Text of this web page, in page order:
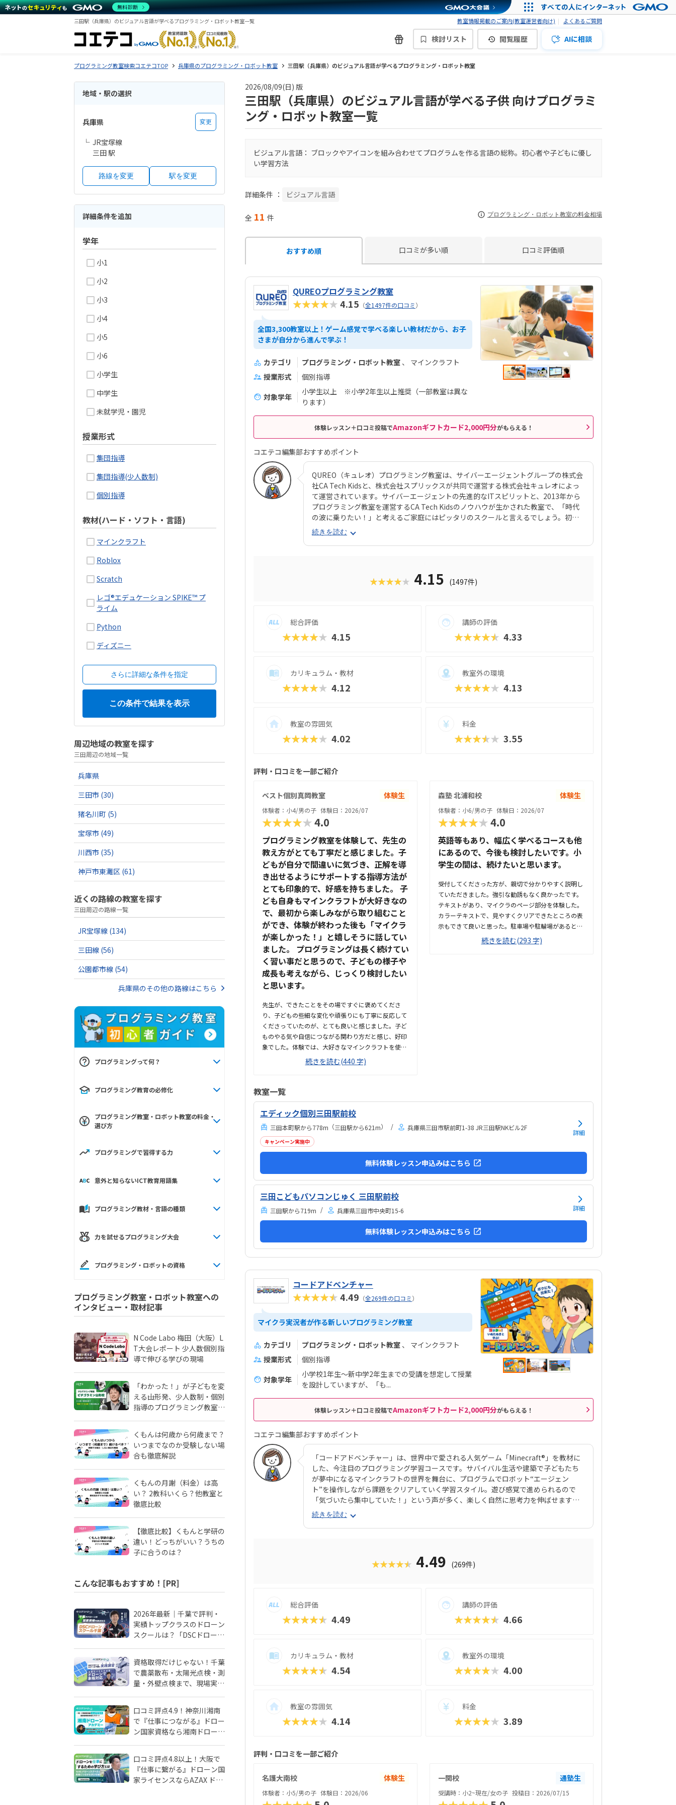
三田駅（兵庫県）のビジュアル言語が学べるプログラミング・ロボット教室一覧 教室情報掲載のご案内(教室運営者向け) よくあるご質問
検討リスト 閲覧履歴 AIに相談
プログラミング教室検索コエテコTOP 兵庫県のプログラミング・ロボット教室 三田駅（兵庫県）のビジュアル言語が学べるプログラミング・ロボット教室
地域・駅の選択
兵庫県 変更
JR宝塚線
三田 駅
路線を変更 駅を変更
詳細条件を追加
学年
小1
小2
小3
小4
小5
小6
小学生
中学生
未就学児・園児
授業形式
集団指導
集団指導(少人数制)
個別指導
教材(ハード・ソフト・言語)
マインクラフト
Roblox
Scratch
レゴ®エデュケーション SPIKE™ プ
ライム
Python
ディズニー
さらに詳細な条件を指定
周辺地域の教室を探す
三田周辺の地域一覧
兵庫県
三田市 (30)
猪名川町 (5)
宝塚市 (49)
川西市 (35)
神戸市東灘区 (61)
近くの路線の教室を探す
三田周辺の路線一覧
JR宝塚線 (134)
三田線 (56)
公園都市線 (54)
兵庫県のその他の路線はこちら
プログラミングって何？
プログラミング教育の必修化
プログラミング教室・ロボット教室の料金・
選び方
プログラミングで習得する力
意外と知らないICT教育用語集
プログラミング教材・言語の種類
力を試せるプログラミング大会
プログラミング・ロボットの資格
プログラミング教室・ロボット教室への
インタビュー・取材記事
N Code Labo 梅田（大阪）L
T大会レポート 少人数個別指
導で伸びる学びの現場
「わかった！」が子どもを変
える――山形発、少人数制・個別
指導のプログラミング教室
くもんは何歳から何歳まで？
いつまでなのか受験しない場
合も徹底解説
くもんの月謝（料金）は高
い？ 2教科いくら？他教室と
徹底比較
【徹底比較】くもんと学研の
違い！どっちがいい？うちの
子に合うのは？
こんな記事もおすすめ！[PR]
2026年最新｜千葉で評判・
実績トップクラスのドローン
スクールは？「DSCドローン
資格取得だけじゃない！千葉
で農薬散布・太陽光点検・測
量・外壁点検まで、現場実務
口コミ評点4.9！神奈川湘南
で『仕事につながる』ドロー
ン国家資格なら湘南ドローン
口コミ評点4.8以上！大阪で
『仕事に繋がる』ドローン国
家ライセンスならAZAX ドロ
2026/08/09(日) 版
三田駅（兵庫県）のビジュアル言語が学べる子供 向けプログラミ
ング・ロボット教室一覧
ビジュアル言語： ブロックやアイコンを組み合わせてプログラムを作る言語の総称。初心者や子どもに優し
い学習方法
詳細条件 ： ビジュアル言語
全 11 件 プログラミング・ロボット教室の料金相場
おすすめ順 口コミが多い順 口コミ評価順
QUREOプログラミング教室
★★★★★4.15 （全1497件の口コミ）
全国3,300教室以上！ゲーム感覚で学べる楽しい教材だから、お子
さまが自分から進んで学ぶ！
カテゴリ プログラミング・ロボット教室
マインクラフト
授業形式
個別指導
対象学年
小学生以上 ※小学2年生以上推奨（一部教室は異な
ります）
体験レッスン＋口コミ投稿でAmazonギフトカード2,000円分がもらえる！
コエテコ編集部おすすめポイント
QUREO（キュレオ）プログラミング教室は、サイバーエージェントグループの株式会
社CA Tech Kidsと、株式会社スプリックスが共同で運営する株式会社キュレオによっ
て運営されています。サイバーエージェントの先進的なITスピリットと、2013年から
プログラミング教室を運営するCA Tech Kidsのノウハウが生かされた教室で、「時代
の波に乗りたい！」と考えるご家庭にはピッタリのスクールと言えるでしょう。初級
コースのメインパートでは、オリジナル教材を使って420種類のゲーム制作に挑戦。教
材はスクール名のとおり、独自に開発されたプログラミング教材「QUREO（キュレ
オ）」です。スマホゲームのような感覚でサクサク進められるのに、本格的な内容が
も高く、実際にスマホゲーム開発で使用されていたキャラクター素材などを多数収
続きを読む
★★★★★ 4.15 (1497件)
総合評価
★★★★★ 4.15
講師の評価
★★★★★ 4.33
カリキュラム・教材
★★★★★ 4.12
教室外の環境
★★★★★ 4.13
教室の雰囲気
★★★★★ 4.02
料金
★★★★★ 3.55
評判・口コミを一部ご紹介
ベスト個別真岡教室 体験生
体験者：小4/男の子 体験日：2026/07
★★★★★4.0
プログラミング教室を体験して、先生の
教え方がとても丁寧だと感じました。子
どもが自分で間違いに気づき、正解を導
き出せるようにサポートする指導方法が
とても印象的で、好感を持ちました。 子
ども自身もマインクラフトが大好きなの
で、最初から楽しみながら取り組むこと
ができ、体験が終わった後も「マイクラ
が楽しかった！」と嬉しそうに話してい
ました。 プログラミングは長く続けてい
く習い事だと思うので、子どもの様子や
成長も考えながら、じっくり検討したい
と思います。
先生が、できたことをその場ですぐに褒めてくださ
り、子どもの些細な変化や頑張りにも丁寧に反応して
くださっていたのが、とても良いと感じました。子ど
ものやる気や自信につながる関わり方だと感じ、好印
象でした。体験では、大好きなマインクラフトを使っ
た授業だったため、楽しみながら取り組むことがで
き、とても良かったです。ただ、今後もずっとマイン
も興味を持って取り組めるかどうかは少し気になる点
でした。教室は自宅から15分ほどの距離にあり、通い
やすいと感じました。また、駐車場もあるため、送り
ました。教室は一人ひとりの席が完全に仕切られてい
るわけではありませんが、壁などで視線が分散しにく
い工夫がされており、集中しやすい雰囲気だと感じま
した。月4回（1回50分）で約12,000円という料金
は、我が家にとってはや...
続きを読む(440 字)
森塾 北浦和校 体験生
体験者：小6/男の子 体験日：2026/07
★★★★★4.0
英語等もあり、幅広く学べるコースも他
にあるので、今後も検討したいです。小
学生の間は、続けたいと思います。
受付してくださった方が、親切で分かりやすく説明し
ていただきました。強引な勧誘もなく良かったです。
テキストがあり、マイクラのページ部分を体験した。
カラーテキストで、見やすくクリアできたところの表
示もできて良いと思った。駐車場や駐輪場があるとも
っと良かった。徒歩で通うことになりそうです。駅か
らは近くて良いです。雰囲気も良く、清潔感もあっ
続きを読む(293 字)
教室一覧
エディック個別三田駅前校
三田本町駅から778m （三田駅から621m） 兵庫県三田市駅前町1-38 JR三田駅NKビル2F
キャンペーン実施中
詳細
無料体験レッスン申込みはこちら
三田こどもパソコンじゅく 三田駅前校
三田駅から719m 兵庫県三田市中央町15-6 詳細
無料体験レッスン申込みはこちら
コードアドベンチャー
★★★★★4.49 （全269件の口コミ）
マイクラ実況者が作る新しいプログラミング教室
カテゴリ プログラミング・ロボット教室
マインクラフト
授業形式
個別指導
対象学年
小学校1年生～新中学2年生までの受講を想定して授業
を設計していますが、「も...
体験レッスン＋口コミ投稿でAmazonギフトカード2,000円分がもらえる！
コエテコ編集部おすすめポイント
「コードアドベンチャー」は、世界中で愛される人気ゲーム「Minecraft®」を教材に
した、今注目のプログラミング学習コースです。サバイバル生活や建築で子どもたち
が夢中になるマインクラフトの世界を舞台に、プログラムでロボット“エージェン
ト”を操作しながら課題をクリアしていく学習スタイル。遊び感覚で進められるので
「気づいたら集中していた！」という声が多く、楽しく自然に思考力を伸ばせます。
おすすめポイントの一つは、人気YouTuber「いぬたぬき」さん監修の解説動画。子ど
もが大好きなYouTubeを見る感覚で、わかりやすくプログラミングの基本を理解でき
ます。さらに現場講師のコーチングが加わる「ダブルティーチング」で、つまずいて
で段階的に用意されており、マウス操作から始めて、繰り返し処理・条件分岐、配列
る「プログラミング的思考」。コードアドベンチャーなら、お子様が夢中になれる環
境で、将来に直結する力をしっかり育めます。
続きを読む
★★★★★ 4.49 (269件)
総合評価
★★★★★ 4.49
講師の評価
★★★★★ 4.66
カリキュラム・教材
★★★★★ 4.54
教室外の環境
★★★★★ 4.00
教室の雰囲気
★★★★★ 4.14
料金
★★★★★ 3.89
評判・口コミを一部ご紹介
名護大南校 体験生
体験者：小5/男の子 体験日：2026/06
一関校 通塾生
受講時：小2~現在/女の子 投稿日：2026/07/15
無料診断